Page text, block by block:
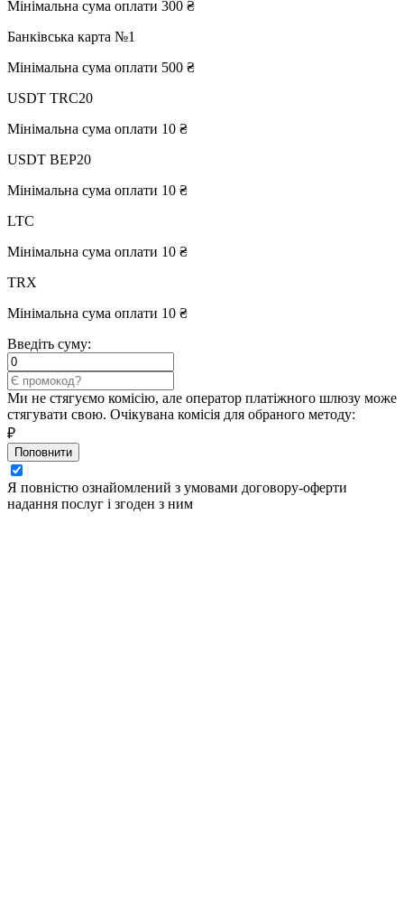
Мінімальна сума оплати 300 ₴
Банківська карта №1
Мінімальна сума оплати 500 ₴
USDT TRC20
Мінімальна сума оплати 10 ₴
USDT BEP20
Мінімальна сума оплати 10 ₴
LTC
Мінімальна сума оплати 10 ₴
TRX
Мінімальна сума оплати 10 ₴
Введіть суму:
Ми не стягуємо комісію, але оператор платіжного шлюзу може
стягувати свою. Очікувана комісія для обраного методу:
₽
Поповнити
Я повністю ознайомлений з умовами договору-оферти
надання послуг і згоден з ним